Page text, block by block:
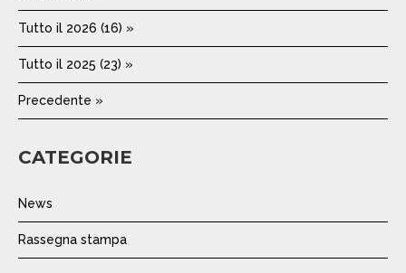
Tutto il 2026 (16) »
Tutto il 2025 (23) »
Precedente »
CATEGORIE
News
Rassegna stampa